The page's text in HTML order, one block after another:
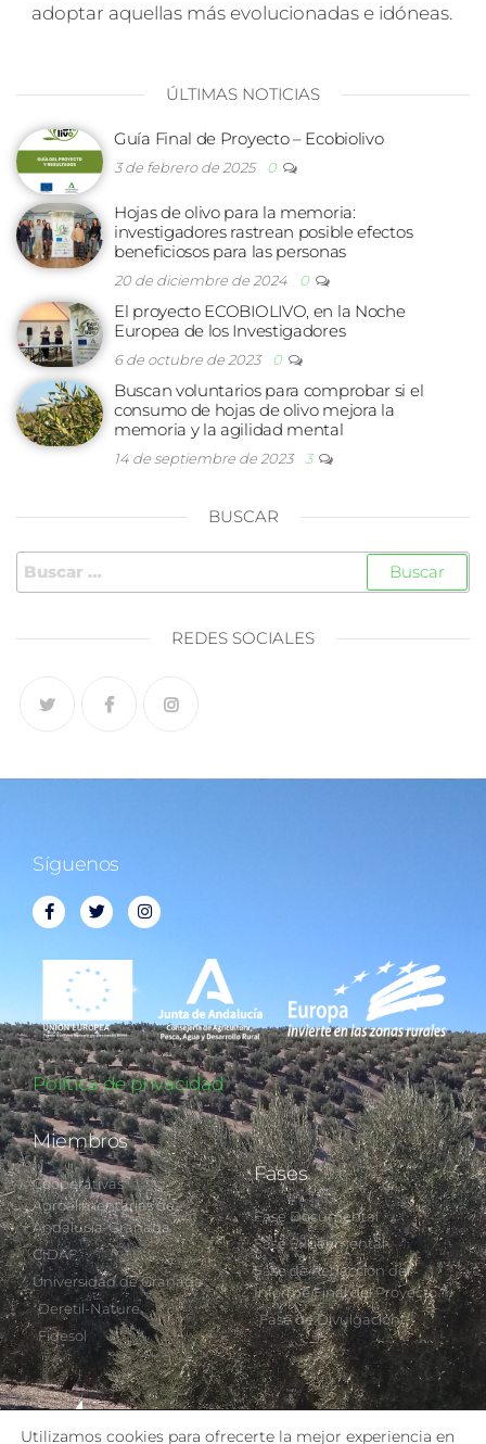
adoptar aquellas más evolucionadas e idóneas.
ÚLTIMAS NOTICIAS
Guía Final de Proyecto – Ecobiolivo
3 de febrero de 2025 0
Hojas de olivo para la memoria:
investigadores rastrean posible efectos
beneficiosos para las personas
20 de diciembre de 2024 0
El proyecto ECOBIOLIVO, en la Noche
Europea de los Investigadores
6 de octubre de 2023 0
Buscan voluntarios para comprobar si el
consumo de hojas de olivo mejora la
memoria y la agilidad mental
14 de septiembre de 2023 3
BUSCAR
REDES SOCIALES
Síguenos
Política de privacidad
Miembros
Cooperativas
Agroalimentarias de
Andalucía-Granada
CIDAF
Universidad de Granada
Deretil-Nature
Fidesol
Fases
Fase Documental
Fase Experimental
Fase de Redacción del
Informe Final del Proyecto
Fase de Divulgación
Utilizamos cookies para ofrecerte la mejor experiencia en